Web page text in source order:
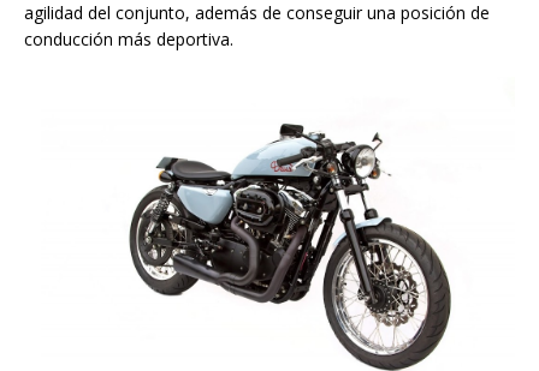
agilidad del conjunto, además de conseguir una posición de
conducción más deportiva.